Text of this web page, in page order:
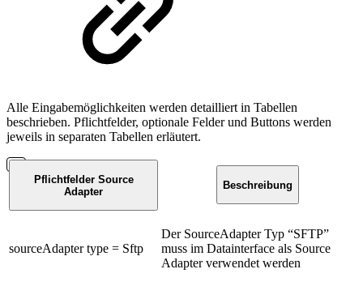
Alle Eingabemöglichkeiten werden detailliert in Tabellen
beschrieben. Pflichtfelder, optionale Felder und Buttons werden
jeweils in separaten Tabellen erläutert.
Pflichtfelder Source
Adapter
Beschreibung
sourceAdapter type = Sftp
Der SourceAdapter Typ “SFTP”
muss im Datainterface als Source
Adapter verwendet werden